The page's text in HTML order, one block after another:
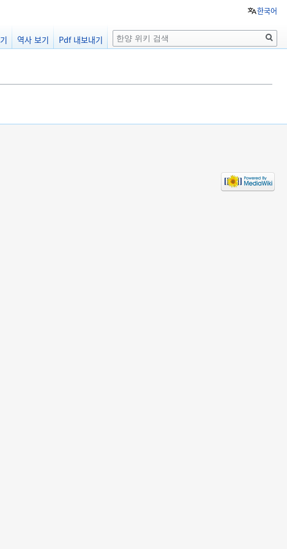
한국어
역사 보기 Pdf 내보내기
검
색